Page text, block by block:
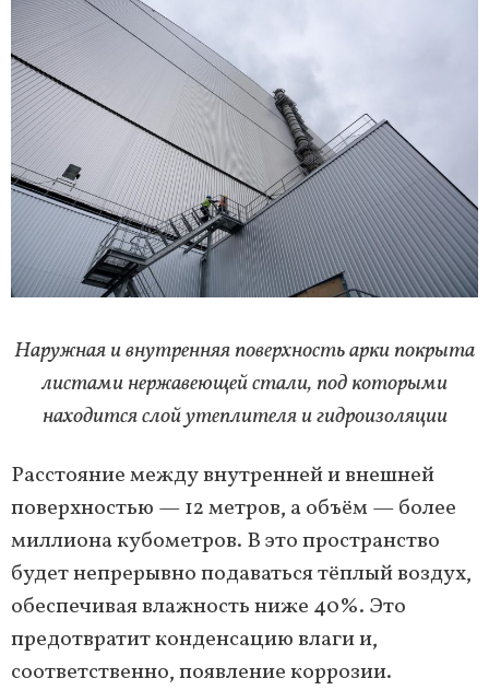
Наружная и внутренняя поверхность арки покрыта
листами нержавеющей стали, под которыми
находится слой утеплителя и гидроизоляции
Расстояние между внутренней и внешней
поверхностью — 12 метров, а объём — более
миллиона кубометров. В это пространство
будет непрерывно подаваться тёплый воздух,
обеспечивая влажность ниже 40%. Это
предотвратит конденсацию влаги и,
соответственно, появление коррозии.